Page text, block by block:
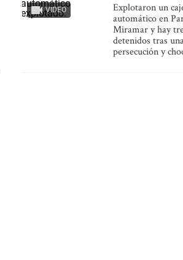
VIDEO
Explotaron un
automático en
Miramar y hay
detenidos tras
persecución y